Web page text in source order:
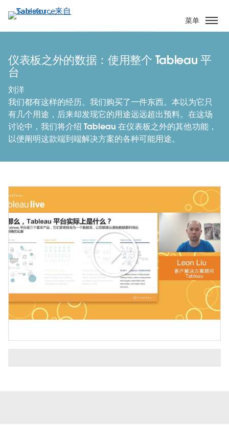
转
到
菜单
仪表板之外的数据：使用整个 Tableau 平
台
刘洋
我们都有这样的经历。我们购买了一件东西。本以为它只
有几个用途，后来却发现它的用途远远超出预料。在这场
讨论中，我们将介绍 Tableau 在仪表板之外的其他功能，
以便阐明这款端到端解决方案的各种可能用途。
Play
Video